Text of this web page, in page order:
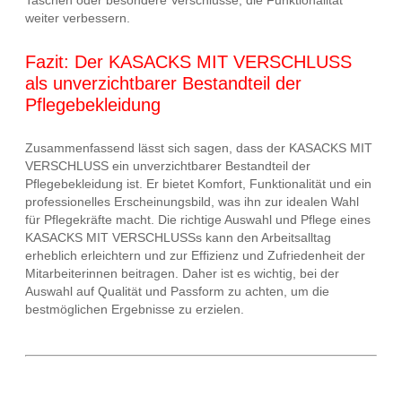
weiter verbessern.
Fazit: Der KASACKS MIT VERSCHLUSS
als unverzichtbarer Bestandteil der
Pflegebekleidung
Zusammenfassend lässt sich sagen, dass der KASACKS MIT
VERSCHLUSS ein unverzichtbarer Bestandteil der
Pflegebekleidung ist. Er bietet Komfort, Funktionalität und ein
professionelles Erscheinungsbild, was ihn zur idealen Wahl
für Pflegekräfte macht. Die richtige Auswahl und Pflege eines
KASACKS MIT VERSCHLUSSs kann den Arbeitsalltag
erheblich erleichtern und zur Effizienz und Zufriedenheit der
Mitarbeiterinnen beitragen. Daher ist es wichtig, bei der
Auswahl auf Qualität und Passform zu achten, um die
bestmöglichen Ergebnisse zu erzielen.